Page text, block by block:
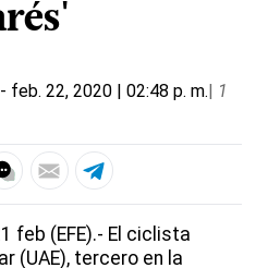
- feb. 22, 2020 | 02:48 p. m.| 1
feb (EFE).- El ciclista
(UAE), tercero en la